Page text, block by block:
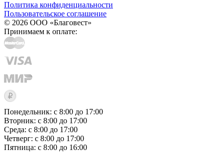
Политика конфиденциальности
Пользовательское соглашение
© 2026 ООО «Благовест»
Принимаем к оплате:
Понедельник: с 8:00 до 17:00
Вторник: с 8:00 до 17:00
Среда: с 8:00 до 17:00
Четверг: с 8:00 до 17:00
Пятница: с 8:00 до 16:00